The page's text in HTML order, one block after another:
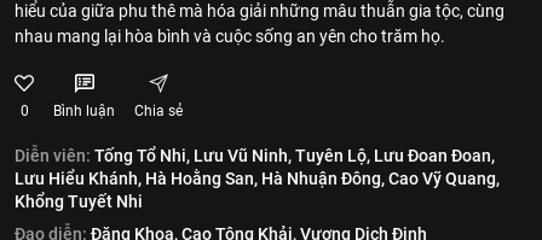
hiểu của giữa phu thê mà hóa giải những mâu thuẫn gia tộc, cùng
nhau mang lại hòa bình và cuộc sống an yên cho trăm họ.
0 Bình luận Chia sẻ
Diễn viên: Tống Tổ Nhi, Lưu Vũ Ninh,Tuyên Lộ, Lưu Đoan Đoan,
Lưu Hiểu Khánh, Hà Hoằng San, Hà Nhuận Đông,Cao Vỹ Quang,
Khổng Tuyết Nhi
Đạo diễn: Đặng Khoa,Cao Tông Khải,Vương Dịch Đinh